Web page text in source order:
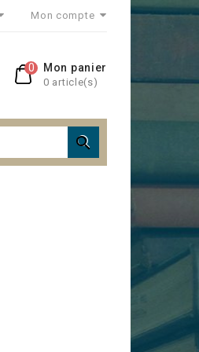
Mon compte
Mon panier
0 article(s)
0
